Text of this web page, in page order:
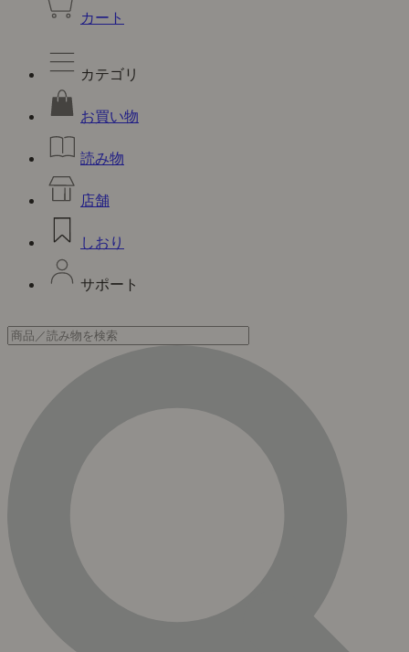
カート
カテゴリ
お買い物
読み物
店舗
しおり
サポート